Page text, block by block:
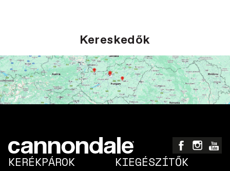
Kereskedők
KERÉKPÁROK KIEGÉSZÍTŐK